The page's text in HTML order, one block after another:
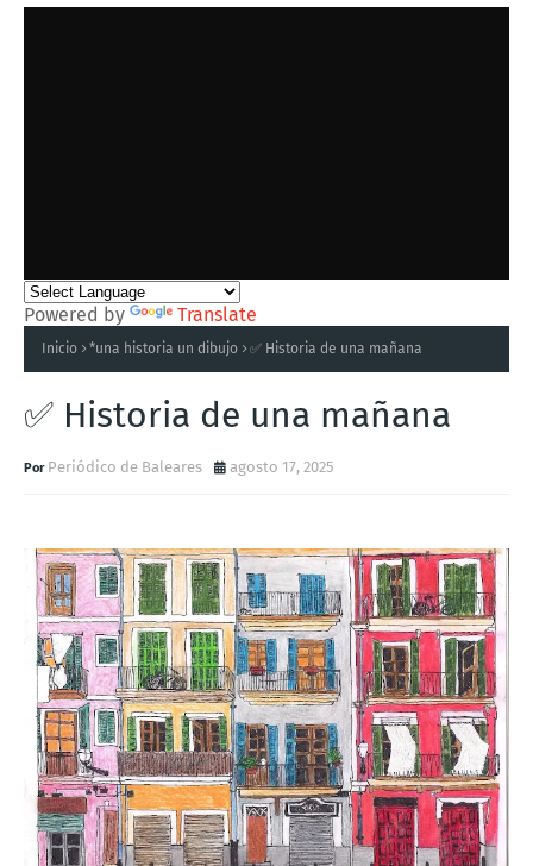
Powered by Translate
Inicio *una historia un dibujo ✅ Historia de una mañana
✅ Historia de una mañana
Periódico de Baleares agosto 17, 2025